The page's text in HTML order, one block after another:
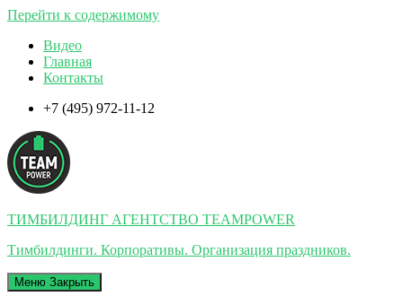
Перейти к содержимому
Видео
Главная
Контакты
+7 (495) 972-11-12
ТИМБИЛДИНГ АГЕНТСТВО TEAMPOWER
Тимбилдинги. Корпоративы. Организация праздников.
Меню Закрыть